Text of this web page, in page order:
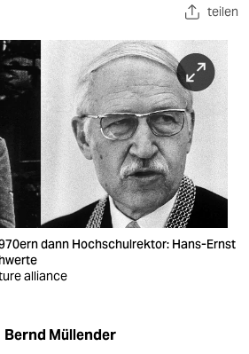
teilen
dann Hochschulrektor: Hans-Ernst
alliance
Bernd Müllender